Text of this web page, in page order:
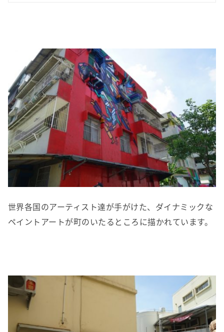
世界各国のアーティスト達が手がけた、ダイナミックな
ペイントアートが町のいたるところに描かれています。